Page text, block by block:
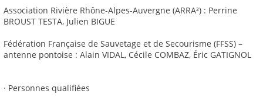
Association Rivière Rhône-Alpes-Auvergne (ARRA²) : Perrine
BROUST TESTA, Julien BIGUE
Fédération Française de Sauvetage et de Secourisme (FFSS) –
antenne pontoise : Alain VIDAL, Cécile COMBAZ, Éric GATIGNOL
· Personnes qualifiées